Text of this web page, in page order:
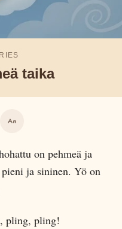
taika
on pehmeä ja
ja sininen. Yö on
pling, pling!